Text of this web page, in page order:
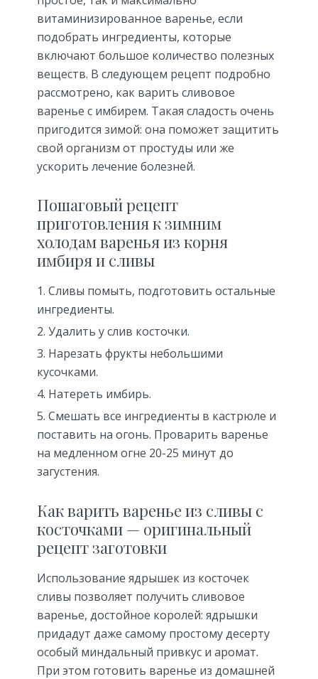
витаминизированное варенье, если
подобрать ингредиенты, которые
включают большое количество полезных
веществ. В следующем рецепт подробно
рассмотрено, как варить сливовое
варенье с имбирем. Такая сладость очень
пригодится зимой: она поможет защитить
свой организм от простуды или же
ускорить лечение болезней.
Пошаговый рецепт
приготовления к зимним
холодам варенья из корня
имбиря и сливы
Сливы помыть, подготовить остальные
ингредиенты.
Удалить у слив косточки.
Нарезать фрукты небольшими
кусочками.
Натереть имбирь.
Смешать все ингредиенты в кастрюле и
поставить на огонь. Проварить варенье
на медленном огне 20-25 минут до
загустения.
Как варить варенье из сливы с
косточками — оригинальный
рецепт заготовки
Использование ядрышек из косточек
сливы позволяет получить сливовое
варенье, достойное королей: ядрышки
придадут даже самому простому десерту
особый миндальный привкус и аромат.
При этом готовить варенье из домашней